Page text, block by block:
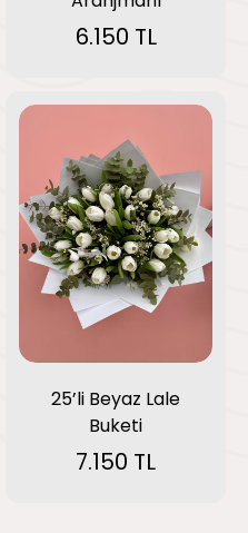
6.150 TL
25’li Beyaz Lale
Buketi
7.150 TL